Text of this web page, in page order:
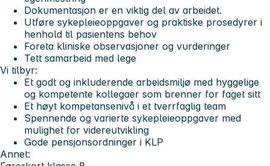
Dokumentasjon er en viktig del av arbeidet.
Utføre sykepleieoppgaver og praktiske prosedyrer i
henhold til pasientens behov
Foreta kliniske observasjoner og vurderinger
Tett samarbeid med lege
Vi tilbyr:
Et godt og inkluderende arbeidsmiljø med hyggelige
og kompetente kollegaer som brenner for faget sitt
Et høyt kompetansenivå i et tverrfaglig team
Spennende og varierte sykepleieoppgaver med
mulighet for videreutvikling
Gode pensjonsordninger i KLP
Annet: